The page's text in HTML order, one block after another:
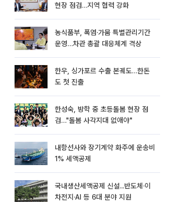
현장 점검…지역 협력 강화
농식품부, 폭염·가뭄 특별관리기간
운영…차관 총괄 대응체계 격상
한우, 싱가포르 수출 본궤도…한돈
도 첫 진출
한성숙, 방학 중 초등돌봄 현장 점
검…"돌봄 사각지대 없애야"
내항선사와 장기계약 화주에 운송비
1% 세액공제
국내생산세액공제 신설...반도체·이
차전지·AI 등 6대 분야 지원